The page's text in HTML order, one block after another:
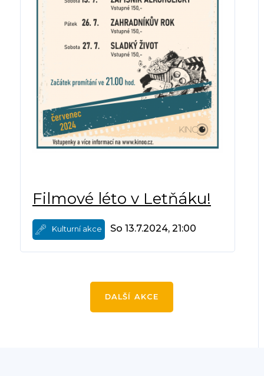
Filmové léto v Letňáku!
Kulturní akce So 13.7.2024, 21:00
DALŠÍ AKCE